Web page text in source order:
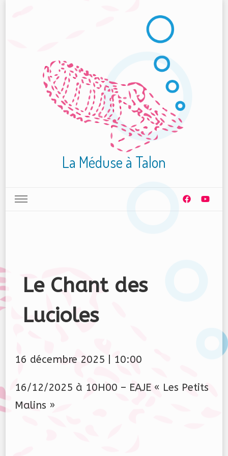
La Méduse à Talon
Le Chant des
Lucioles
16 décembre 2025 10:00
16/12/2025 à 10H00 – EAJE « Les Petits
Malins »